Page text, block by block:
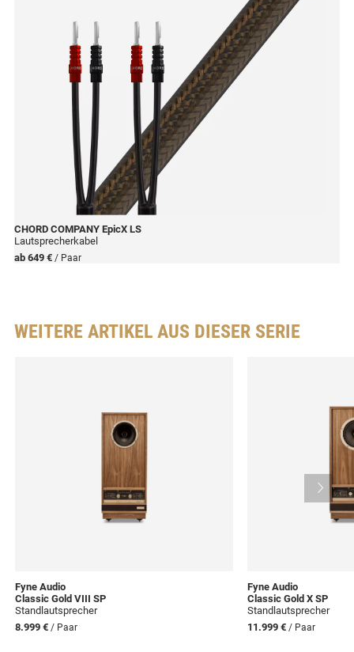
CHORD COMPANY EpicX LS
Lautsprecherkabel
ab 649 € / Paar
WEITERE ARTIKEL AUS DIESER SERIE
Fyne Audio
Classic Gold VIII SP
Standlautsprecher
8.999 € / Paar
Fyne Audio
Classic Gold X SP
Standlautsprecher
11.999 € / Paar